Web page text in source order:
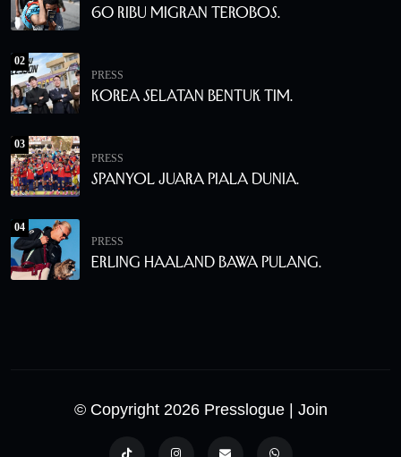
60 Ribu Migran Terobos.
02
PRESS
Korea Selatan Bentuk Tim.
03
PRESS
Spanyol Juara Piala Dunia.
04
PRESS
Erling Haaland Bawa Pulang.
© Copyright 2026 Presslogue | Join